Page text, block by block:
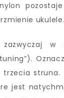
ukulele.
w
jest